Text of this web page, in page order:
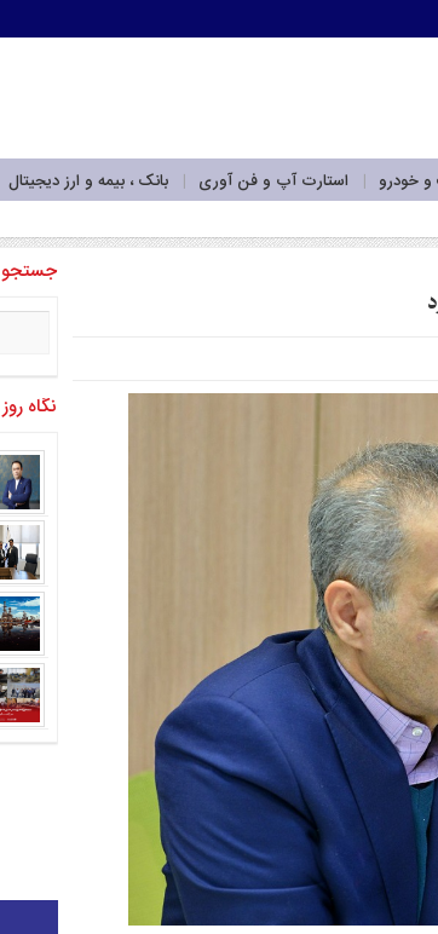
خودرو استارت آپ و فن آوری بانک ، بیمه و ارز دیجیتال
جستجو
نگاه روز